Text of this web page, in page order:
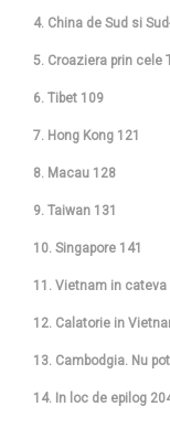
4. China de Sud si
5. Croaziera prin cele
6. Tibet 109
7. Hong Kong 121
8. Macau 128
9. Taiwan 131
10. Singapore 141
11. Vietnam in
12. Calatorie in
13. Cambodgia. Nu
14. In loc de epilog